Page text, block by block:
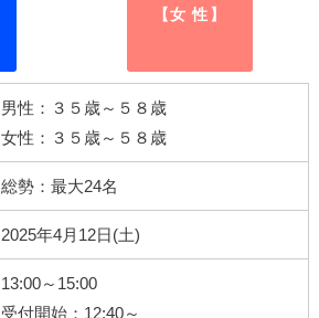
【女 性】
男性：３５歳～５８歳
女性：３５歳～５８歳
総勢：最大24名
2025年4月12日(土)
13:00～15:00
受付開始：12:40～